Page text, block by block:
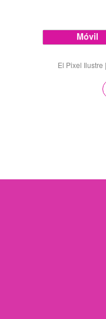
Móvil
El Pixel Ilustre